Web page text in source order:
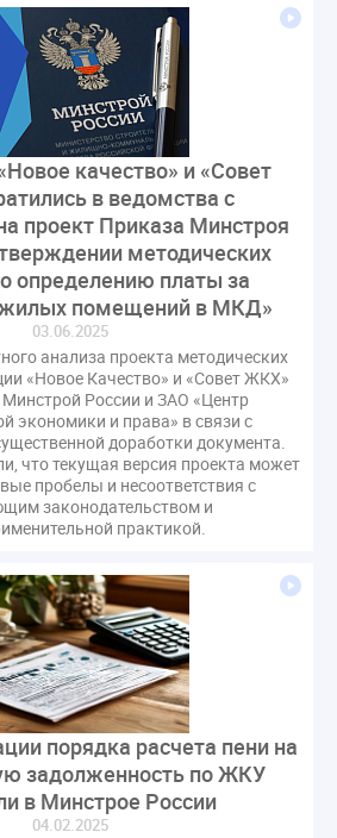
качество» и «Совет
в ведомства с
проект Приказа Минстроя
методических
определению платы за
помещений в МКД»
03.06.2025
анализа проекта методических
«Новое Качество» и «Совет ЖКХ»
России и ЗАО «Центр
экономики и права» в связи с
доработки документа.
что текущая версия проекта может
пробелы и несоответствия с
законодательством и
практикой.
порядка расчета пени на
задолженность по ЖКУ
в Минстрое России
04.02.2025